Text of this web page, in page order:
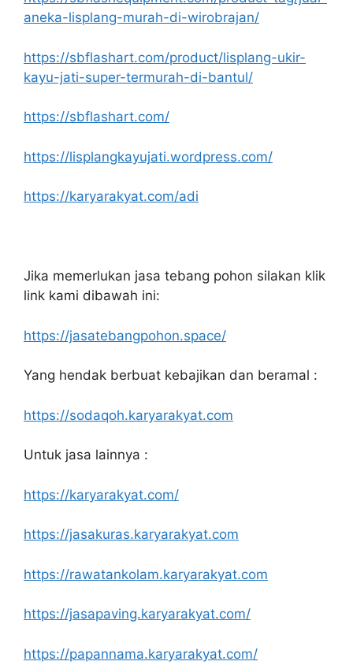
aneka-lisplang-murah-di-wirobrajan/
https://sbflashart.com/product/lisplang-ukir-
kayu-jati-super-termurah-di-bantul/
https://sbflashart.com/
https://lisplangkayujati.wordpress.com/
https://karyarakyat.com/adi
Jika memerlukan jasa tebang pohon silakan klik
link kami dibawah ini:
https://jasatebangpohon.space/
Yang hendak berbuat kebajikan dan beramal :
https://sodaqoh.karyarakyat.com
Untuk jasa lainnya :
https://karyarakyat.com/
https://jasakuras.karyarakyat.com
https://rawatankolam.karyarakyat.com
https://jasapaving.karyarakyat.com/
https://papannama.karyarakyat.com/